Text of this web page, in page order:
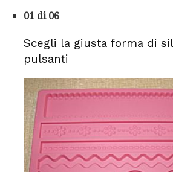
01 di 06
Scegli la giusta forma di
pulsanti